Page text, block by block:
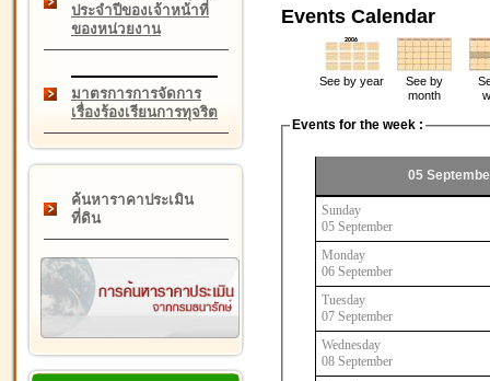
ประจำปีของเจ้าหน้าที่
ของหน่วยงาน
มาตรการการจัดการ
เรื่องร้องเรียนการทุจริต
ค้นหาราคาประเมิน
ที่ดิน
Events Calendar
See by year
See by
month
Events for the week :
05
Sunday
05 September
Monday
06 September
Tuesday
07 September
Wednesday
08 September